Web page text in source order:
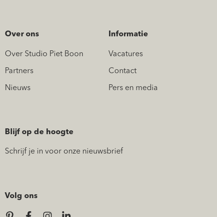
Over ons
Over Studio Piet Boon
Partners
Nieuws
Informatie
Vacatures
Contact
Pers en media
Blijf op de hoogte
Schrijf je in voor onze nieuwsbrief
Volg ons